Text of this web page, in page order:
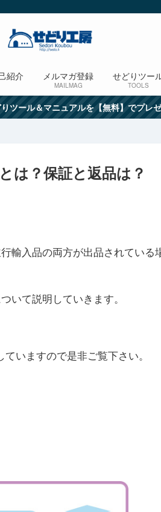
紹介 メルマガ登録
MAILMAG
せどりツー
TOOLS
ツール＆マニュアルを【無料】でプレ
は？保証と返品は？
輸入品の両方が出品されている
いて説明していきます。
いますので是非ご覧下さい。